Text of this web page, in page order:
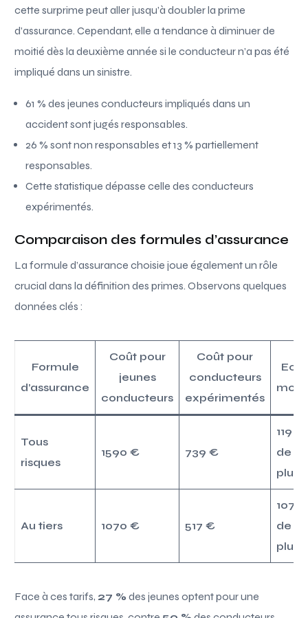
cette surprime peut aller jusqu’à doubler la prime
d’assurance. Cependant, elle a tendance à diminuer de
moitié dès la deuxième année si le conducteur n’a pas été
impliqué dans un sinistre.
61 % des jeunes conducteurs impliqués dans un
accident sont jugés responsables.
26 % sont non responsables et 13 % partiellement
responsables.
Cette statistique dépasse celle des conducteurs
expérimentés.
Comparaison des formules d’assurance
La formule d’assurance choisie joue également un rôle
crucial dans la définition des primes. Observons quelques
données clés :
Formule
d’assurance
Coût pour
jeunes
conducteurs
Coût pour
conducteurs
expérimentés
Tous
risques
1590 € 739 €
119 %
de
plus
Au tiers 1070 € 517 €
107 %
de
plus
Face à ces tarifs, 27 % des jeunes optent pour une